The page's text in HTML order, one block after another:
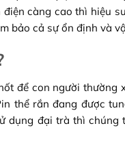
càng cao thì hiệu
bảo cả sự ổn định và
để con người thường
thể rắn đang được
dụng đại trà thì chúng